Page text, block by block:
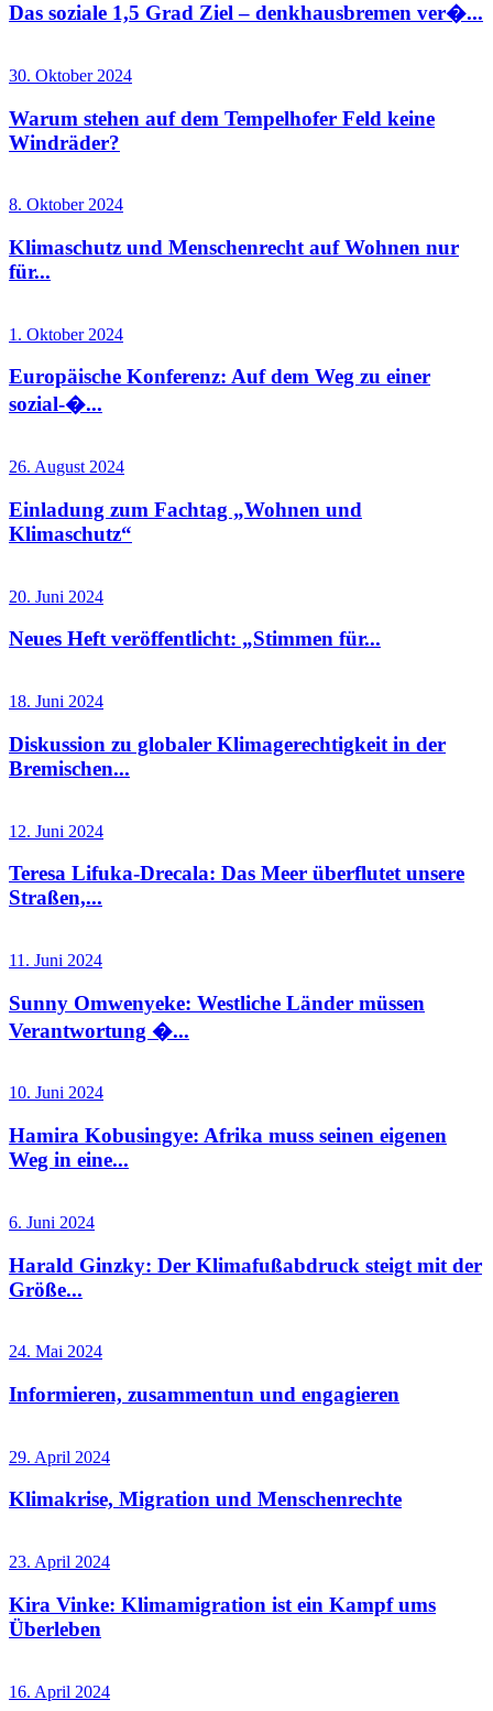
Das soziale 1,5 Grad Ziel – denkhausbremen ver�...
30. Oktober 2024
Warum stehen auf dem Tempelhofer Feld keine
Windräder?
8. Oktober 2024
Klimaschutz und Menschenrecht auf Wohnen nur
für...
1. Oktober 2024
Europäische Konferenz: Auf dem Weg zu einer
sozial-�...
26. August 2024
Einladung zum Fachtag „Wohnen und
Klimaschutz“
20. Juni 2024
Neues Heft veröffentlicht: „Stimmen für...
18. Juni 2024
Diskussion zu globaler Klimagerechtigkeit in der
Bremischen...
12. Juni 2024
Teresa Lifuka-Drecala: Das Meer überflutet unsere
Straßen,...
11. Juni 2024
Sunny Omwenyeke: Westliche Länder müssen
Verantwortung �...
10. Juni 2024
Hamira Kobusingye: Afrika muss seinen eigenen
Weg in eine...
6. Juni 2024
Harald Ginzky: Der Klimafußabdruck steigt mit der
Größe...
24. Mai 2024
Informieren, zusammentun und engagieren
29. April 2024
Klimakrise, Migration und Menschenrechte
23. April 2024
Kira Vinke: Klimamigration ist ein Kampf ums
Überleben
16. April 2024